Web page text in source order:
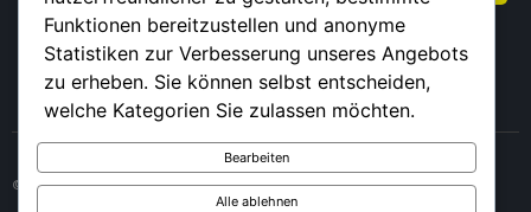
© 2026 – Feuerwehr der Stadt Sundern (Sauerland)
Funktionen bereitzustellen und anonyme
Statistiken zur Verbesserung unseres Angebots
zu erheben. Sie können selbst entscheiden,
welche Kategorien Sie zulassen möchten.
Bearbeiten
Alle ablehnen